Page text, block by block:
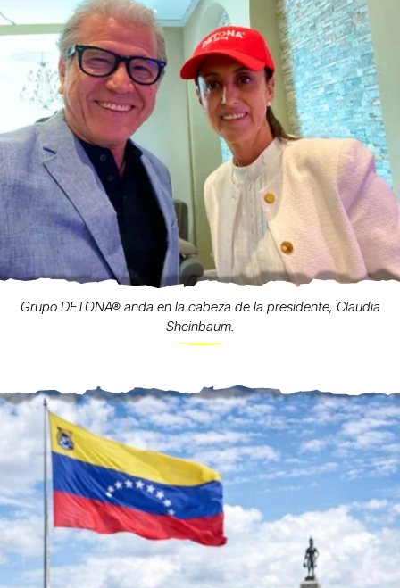
Grupo DETONA® anda en la cabeza de la presidente, Claudia
Sheinbaum.